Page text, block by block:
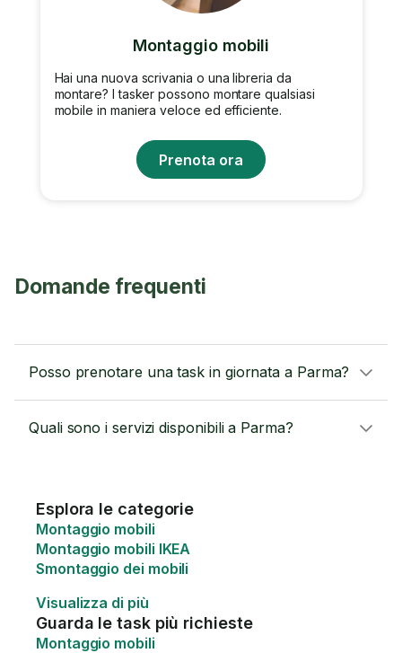
Montaggio mobili
Hai una nuova scrivania o una libreria da
montare? I tasker possono montare qualsiasi
mobile in maniera veloce ed efficiente.
Prenota ora
Domande frequenti
Posso prenotare una task in giornata a Parma?
Quali sono i servizi disponibili a Parma?
Esplora le categorie
Montaggio mobili
Montaggio mobili IKEA
Smontaggio dei mobili
Visualizza di più
Guarda le task più richieste
Montaggio mobili